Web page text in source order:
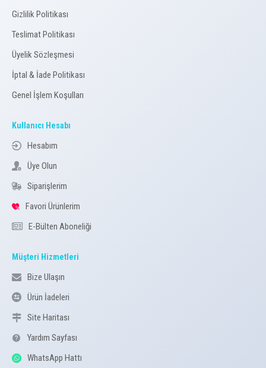
Gizlilik Politikası
Teslimat Politikası
Üyelik Sözleşmesi
İptal & İade Politikası
Genel İşlem Koşulları
Kullanıcı Hesabı
Hesabım
Üye Olun
Siparişlerim
Favori Ürünlerim
E-Bülten Aboneliği
Müşteri Hizmetleri
Bize Ulaşın
Ürün İadeleri
Site Haritası
Yardım Sayfası
WhatsApp Hattı